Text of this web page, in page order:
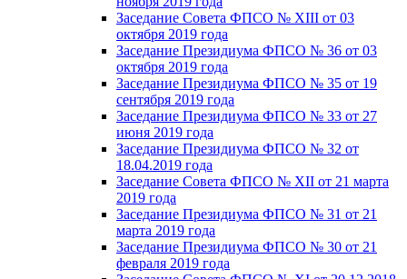
Заседание Совета ФПСО № XIII от 03
октября 2019 года
Заседание Президиума ФПСО № 36 от 03
октября 2019 года
Заседание Президиума ФПСО № 35 от 19
сентября 2019 года
Заседание Президиума ФПСО № 33 от 27
июня 2019 года
Заседание Президиума ФПСО № 32 от
18.04.2019 года
Заседание Совета ФПСО № XII от 21 марта
2019 года
Заседание Президиума ФПСО № 31 от 21
марта 2019 года
Заседание Президиума ФПСО № 30 от 21
февраля 2019 года